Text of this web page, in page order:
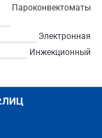
Пароконвектоматы
Электронная
Инжекционный